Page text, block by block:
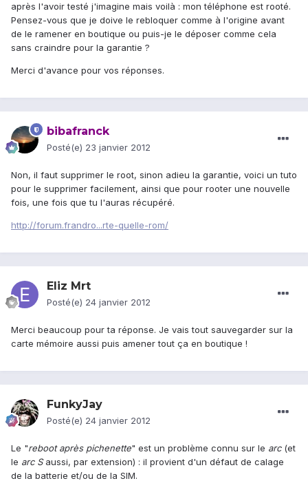
après l'avoir testé j'imagine mais voilà : mon téléphone est rooté.
Pensez-vous que je doive le rebloquer comme à l'origine avant
de le ramener en boutique ou puis-je le déposer comme cela
sans craindre pour la garantie ?
Merci d'avance pour vos réponses.
bibafranck
Posté(e) 23 janvier 2012
Non, il faut supprimer le root, sinon adieu la garantie, voici un tuto
pour le supprimer facilement, ainsi que pour rooter une nouvelle
fois, une fois que tu l'auras récupéré.
http://forum.frandro...rte-quelle-rom/
Eliz Mrt
Posté(e) 24 janvier 2012
Merci beaucoup pour ta réponse. Je vais tout sauvegarder sur la
carte mémoire aussi puis amener tout ça en boutique !
FunkyJay
Posté(e) 24 janvier 2012
Le "reboot après pichenette" est un problème connu sur le arc (et
le arc Saussi, par extension) : il provient d'un défaut de calage
de la batterie et/ou de la SIM.